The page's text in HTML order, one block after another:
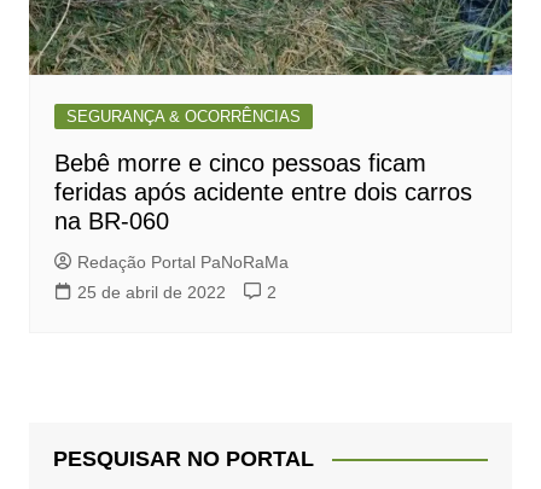
SEGURANÇA & OCORRÊNCIAS
Bebê morre e cinco pessoas ficam
feridas após acidente entre dois carros
na BR-060
Redação Portal PaNoRaMa
25 de abril de 2022
2
PESQUISAR NO PORTAL